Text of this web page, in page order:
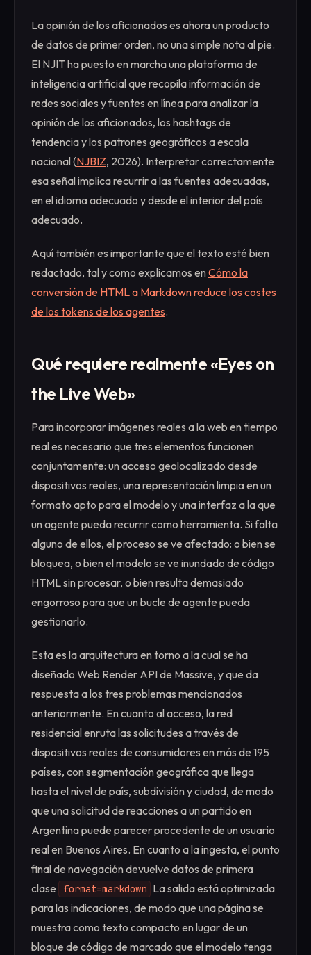
La opinión de los aficionados es ahora un producto
de datos de primer orden, no una simple nota al pie.
El NJIT ha puesto en marcha una plataforma de
inteligencia artificial que recopila información de
redes sociales y fuentes en línea para analizar la
opinión de los aficionados, los hashtags de
tendencia y los patrones geográficos a escala
nacional (NJBIZ, 2026). Interpretar correctamente
esa señal implica recurrir a las fuentes adecuadas,
en el idioma adecuado y desde el interior del país
adecuado.
Aquí también es importante que el texto esté bien
redactado, tal y como explicamos enCómo la
conversión de HTML a Markdown reduce los costes
de los tokens de los agentes.
Qué requiere realmente «Eyes on
the Live Web»
Para incorporar imágenes reales a la web en tiempo
real es necesario que tres elementos funcionen
conjuntamente: un acceso geolocalizado desde
dispositivos reales, una representación limpia en un
formato apto para el modelo y una interfaz a la que
un agente pueda recurrir como herramienta. Si falta
alguno de ellos, el proceso se ve afectado: o bien se
bloquea, o bien el modelo se ve inundado de código
HTML sin procesar, o bien resulta demasiado
engorroso para que un bucle de agente pueda
gestionarlo.
Esta es la arquitectura en torno a la cual se ha
diseñado Web Render API de Massive, y que da
respuesta a los tres problemas mencionados
anteriormente. En cuanto al acceso, la red
residencial enruta las solicitudes a través de
dispositivos reales de consumidores en más de 195
países, con segmentación geográfica que llega
hasta el nivel de país, subdivisión y ciudad, de modo
que una solicitud de reacciones a un partido en
Argentina puede parecer procedente de un usuario
real en Buenos Aires. En cuanto a la ingesta, el punto
final de navegación devuelve datos de primera
clase
format=markdown La salida está optimizada
para las indicaciones, de modo que una página se
muestra como texto compacto en lugar de un
bloque de código de marcado que el modelo tenga